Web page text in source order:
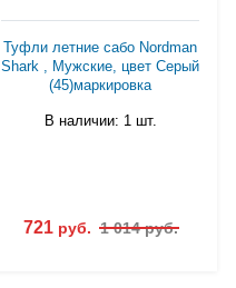
Туфли летние сабо Nordman
Shark , Мужские, цвет Серый
(45)маркировка
В наличии: 1 шт.
721руб. 1 014 руб.